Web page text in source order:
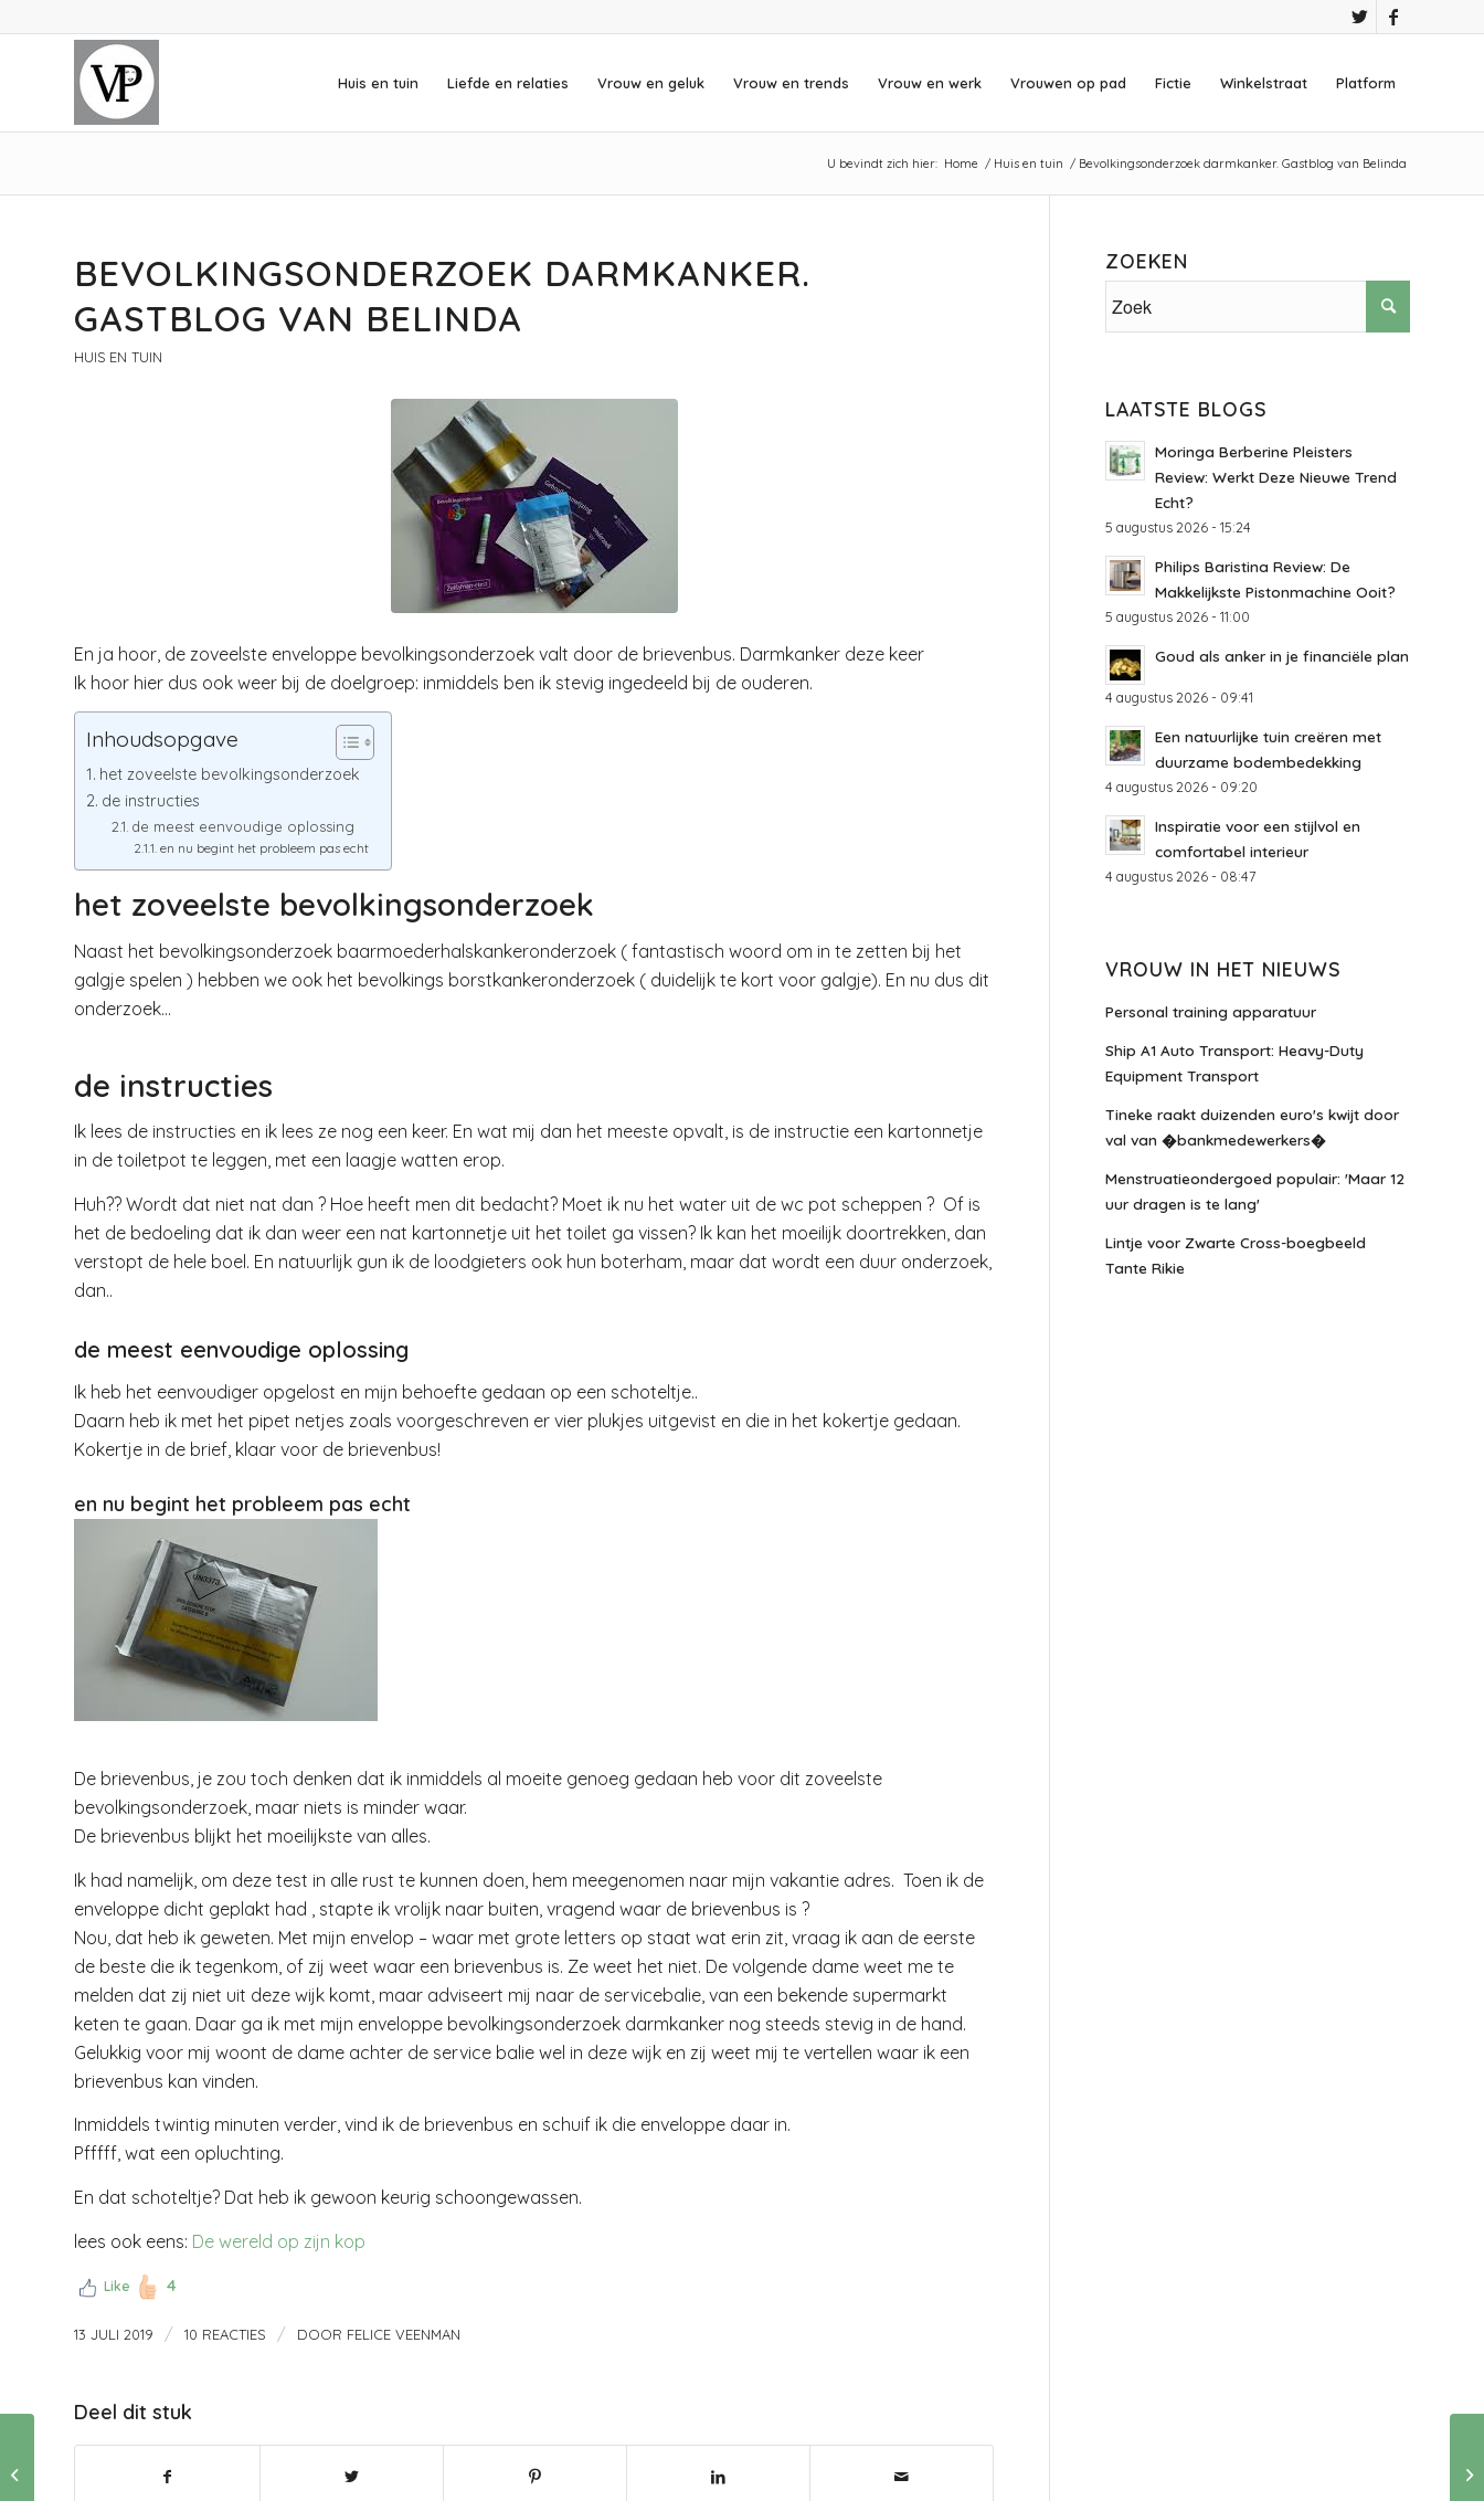
Huis en tuin Liefde en relaties Vrouw en geluk Vrouw en trends Vrouw en werk Vrouwen op pad Fictie Winkelstraat Platform
U bevindt zich hier: Home / Huis en tuin / Bevolkingsonderzoek darmkanker. Gastblog van Belinda
BEVOLKINGSONDERZOEK DARMKANKER.
GASTBLOG VAN BELINDA
HUIS EN TUIN
En ja hoor, de zoveelste enveloppe bevolkingsonderzoek valt door de brievenbus. Darmkanker deze keer
Ik hoor hier dus ook weer bij de doelgroep: inmiddels ben ik stevig ingedeeld bij de ouderen.
Inhoudsopgave
het zoveelste bevolkingsonderzoek
de instructies
de meest eenvoudige oplossing
en nu begint het probleem pas echt
het zoveelste bevolkingsonderzoek
Naast het bevolkingsonderzoek baarmoederhalskankeronderzoek ( fantastisch woord om in te zetten bij het
galgje spelen ) hebben we ook het bevolkings borstkankeronderzoek ( duidelijk te kort voor galgje). En nu dus dit
onderzoek…
de instructies
Ik lees de instructies en ik lees ze nog een keer. En wat mij dan het meeste opvalt, is de instructie een kartonnetje
in de toiletpot te leggen, met een laagje watten erop.
Huh?? Wordt dat niet nat dan ? Hoe heeft men dit bedacht? Moet ik nu het water uit de wc pot scheppen ? Of is
het de bedoeling dat ik dan weer een nat kartonnetje uit het toilet ga vissen? Ik kan het moeilijk doortrekken, dan
verstopt de hele boel. En natuurlijk gun ik de loodgieters ook hun boterham, maar dat wordt een duur onderzoek,
dan..
de meest eenvoudige oplossing
Ik heb het eenvoudiger opgelost en mijn behoefte gedaan op een schoteltje..
Daarn heb ik met het pipet netjes zoals voorgeschreven er vier plukjes uitgevist en die in het kokertje gedaan.
Kokertje in de brief, klaar voor de brievenbus!
en nu begint het probleem pas echt
De brievenbus, je zou toch denken dat ik inmiddels al moeite genoeg gedaan heb voor dit zoveelste
bevolkingsonderzoek, maar niets is minder waar.
De brievenbus blijkt het moeilijkste van alles.
Ik had namelijk, om deze test in alle rust te kunnen doen, hem meegenomen naar mijn vakantie adres. Toen ik de
enveloppe dicht geplakt had , stapte ik vrolijk naar buiten, vragend waar de brievenbus is ?
Nou, dat heb ik geweten. Met mijn envelop – waar met grote letters op staat wat erin zit, vraag ik aan de eerste
de beste die ik tegenkom, of zij weet waar een brievenbus is. Ze weet het niet. De volgende dame weet me te
melden dat zij niet uit deze wijk komt, maar adviseert mij naar de servicebalie, van een bekende supermarkt
keten te gaan. Daar ga ik met mijn enveloppe bevolkingsonderzoek darmkanker nog steeds stevig in de hand.
Gelukkig voor mij woont de dame achter de service balie wel in deze wijk en zij weet mij te vertellen waar ik een
brievenbus kan vinden.
Inmiddels twintig minuten verder, vind ik de brievenbus en schuif ik die enveloppe daar in.
Pfffff, wat een opluchting.
En dat schoteltje? Dat heb ik gewoon keurig schoongewassen.
lees ook eens: De wereld op zijn kop
Like 4
13 JULI 2019 / 10 REACTIES / DOOR FELICE VEENMAN
Deel dit stuk
ZOEKEN
LAATSTE BLOGS
Moringa Berberine Pleisters
Review: Werkt Deze Nieuwe Trend
Echt?
5 augustus 2026 - 15:24
Philips Baristina Review: De
Makkelijkste Pistonmachine Ooit?
5 augustus 2026 - 11:00
Goud als anker in je financiële plan
4 augustus 2026 - 09:41
Een natuurlijke tuin creëren met
duurzame bodembedekking
4 augustus 2026 - 09:20
Inspiratie voor een stijlvol en
comfortabel interieur
4 augustus 2026 - 08:47
VROUW IN HET NIEUWS
Personal training apparatuur
Ship A1 Auto Transport: Heavy-Duty
Equipment Transport
Tineke raakt duizenden euro's kwijt door
val van �bankmedewerkers�
Menstruatieondergoed populair: 'Maar 12
uur dragen is te lang'
Lintje voor Zwarte Cross-boegbeeld
Tante Rikie
Deze damestassen